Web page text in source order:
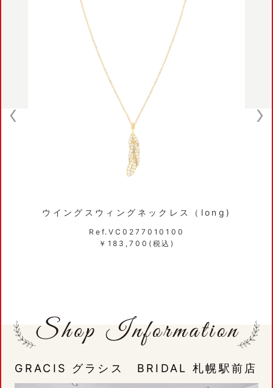
ウイングスウィングネックレス（long)
Ref.VC0277010100
￥183,700(税込)
GRACIS グラシス BRIDAL 札幌駅前店